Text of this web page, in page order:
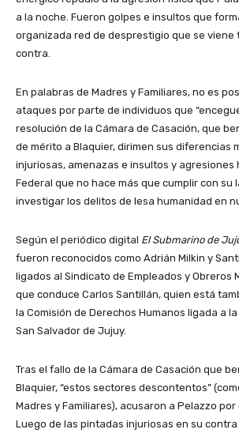
a la noche. Fueron golpes e insultos que
organizada red de desprestigio que se viene
contra.
En palabras de Madres y Familiares, no es
ataques por parte de individuos que
resolución de la Cámara de Casación, que
de mérito a Blaquier, dirimen sus diferencias
injuriosas, amenazas e insultos y agresiones
Federal que no hace más que cumplir con su
investigar los delitos de lesa humanidad en
Según el periódico digital El Submarino de
fueron reconocidos como Adrián Milkin y
ligados al Sindicato de Empleados y Obreros
que conduce Carlos Santillán, quien está
la Comisión de Derechos Humanos ligada a
San Salvador de Jujuy.
Tras el fallo de la Cámara de Casación que
Blaquier, “estos sectores descontentos”
Madres y Familiares), acusaron a Pelazzo
Luego de las pintadas injuriosas en su contra